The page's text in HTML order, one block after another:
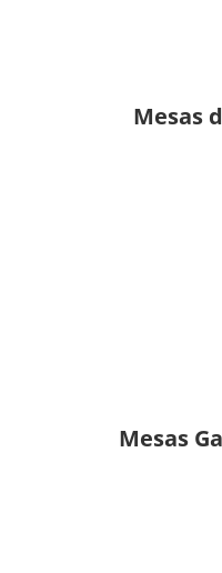
Mesas
Mesas